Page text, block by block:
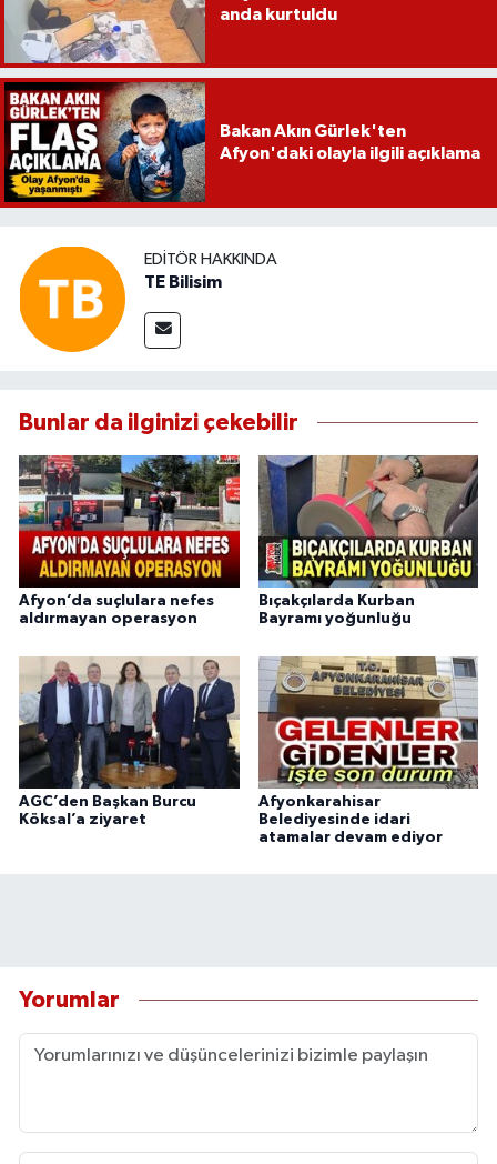
anda kurtuldu
Bakan Akın Gürlek'ten
Afyon'daki olayla ilgili açıklama
EDITÖR HAKKINDA
TE Bilisim
Bunlar da ilginizi çekebilir
Afyon’da suçlulara nefes
aldırmayan operasyon
Bıçakçılarda Kurban
Bayramı yoğunluğu
AGC’den Başkan Burcu
Köksal’a ziyaret
Afyonkarahisar
Belediyesinde idari
atamalar devam ediyor
Yorumlar